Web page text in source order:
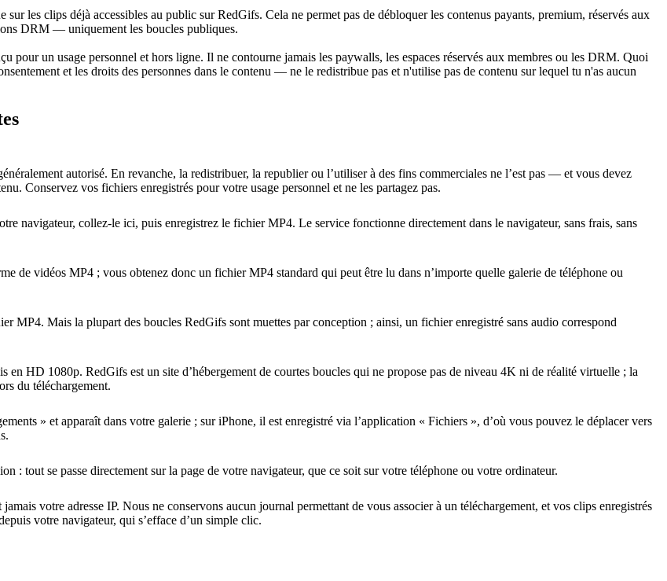
les clips déjà accessibles au public sur RedGifs. Cela ne permet pas de débloquer les contenus payants, premium, réservés aux
DRM — uniquement les boucles publiques.
pour un usage personnel et hors ligne. Il ne contourne jamais les paywalls, les espaces réservés aux membres ou les DRM. Quoi
et les droits des personnes dans le contenu — ne le redistribue pas et n'utilise pas de contenu sur lequel tu n'as aucun
autorisé. En revanche, la redistribuer, la republier ou l’utiliser à des fins commerciales ne l’est pas — et vous devez
Conservez vos fichiers enregistrés pour votre usage personnel et ne les partagez pas.
navigateur, collez-le ici, puis enregistrez le fichier MP4. Le service fonctionne directement dans le navigateur, sans frais, sans
de vidéos MP4 ; vous obtenez donc un fichier MP4 standard qui peut être lu dans n’importe quelle galerie de téléphone ou
Mais la plupart des boucles RedGifs sont muettes par conception ; ainsi, un fichier enregistré sans audio correspond
HD 1080p. RedGifs est un site d’hébergement de courtes boucles qui ne propose pas de niveau 4K ni de réalité virtuelle ; la
du téléchargement.
» et apparaît dans votre galerie ; sur iPhone, il est enregistré via l’application « Fichiers », d’où vous pouvez le déplacer vers
: tout se passe directement sur la page de votre navigateur, que ce soit sur votre téléphone ou votre ordinateur.
votre adresse IP. Nous ne conservons aucun journal permettant de vous associer à un téléchargement, et vos clips enregistrés
votre navigateur, qui s’efface d’un simple clic.